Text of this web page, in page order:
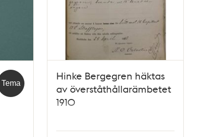
Tema
Hinke Bergegren häktas
av överståthållarämbetet
1910